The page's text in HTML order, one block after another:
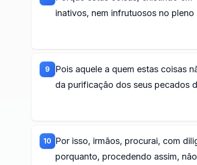
inativos, nem infrutuosos no
9
Pois aquele a quem estas coisas
da purificação dos seus pecados
10
Por isso, irmãos, procurai, com
porquanto, procedendo assim,